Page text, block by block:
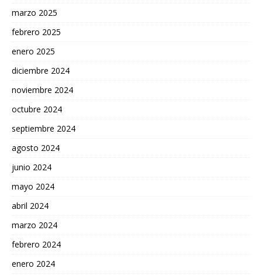
marzo 2025
febrero 2025
enero 2025
diciembre 2024
noviembre 2024
octubre 2024
septiembre 2024
agosto 2024
junio 2024
mayo 2024
abril 2024
marzo 2024
febrero 2024
enero 2024